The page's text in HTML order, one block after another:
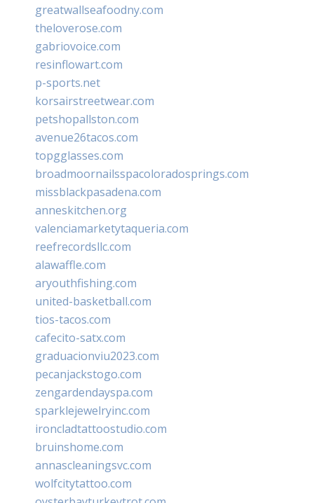
greatwallseafoodny.com
theloverose.com
gabriovoice.com
resinflowart.com
p-sports.net
korsairstreetwear.com
petshopallston.com
avenue26tacos.com
topgglasses.com
broadmoornailsspacoloradosprings.com
missblackpasadena.com
anneskitchen.org
valenciamarketytaqueria.com
reefrecordsllc.com
alawaffle.com
aryouthfishing.com
united-basketball.com
tios-tacos.com
cafecito-satx.com
graduacionviu2023.com
pecanjackstogo.com
zengardendayspa.com
sparklejewelryinc.com
ironcladtattoostudio.com
bruinshome.com
annascleaningsvc.com
wolfcitytattoo.com